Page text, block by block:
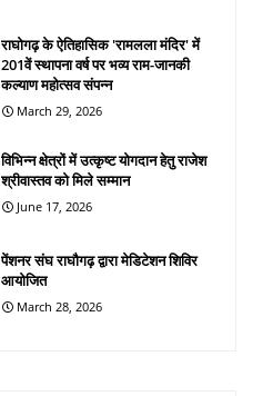
राघोगढ़ के ऐतिहासिक 'रामलला मंदिर' में
201वें स्थापना वर्ष पर भव्य राम-जानकी
कल्याण महोत्सव संपन्न
March 29, 2026
विभिन्न क्षेत्रों में उत्कृष्ट योगदान हेतु राजेश
श्रीवास्तव को मिले सम्मान
June 17, 2026
पेंशनर संघ राघौगढ़ द्वारा मेडिटेशन शिविर
आयोजित
March 28, 2026